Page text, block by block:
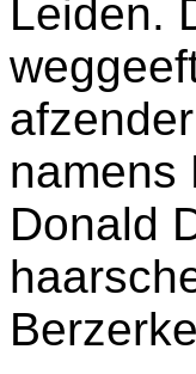
Leiden.
namens
Donald